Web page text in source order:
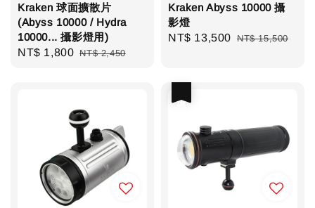
Kraken 球面擴散片
(Abyss 10000 / Hydra
10000... 攝影燈用)
Sale
NT$ 1,800 Regular
NT$ 2,450
Kraken Abyss 10000 攝
影燈
Sale
NT$ 13,500 Regular
NT$ 15,500